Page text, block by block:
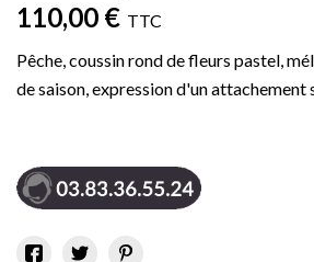
110,00 € TTC
Pêche, coussin rond de fleurs pastel,
de saison, expression d'un attachement